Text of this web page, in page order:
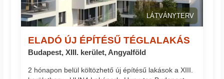
LÁTVÁNYTERV
ELADÓ ÚJ ÉPÍTÉSŰ TÉGLALAKÁS
Budapest, XIII. kerület, Angyalföld
2 hónapon belül költözhető új építésű lakások a XIII.